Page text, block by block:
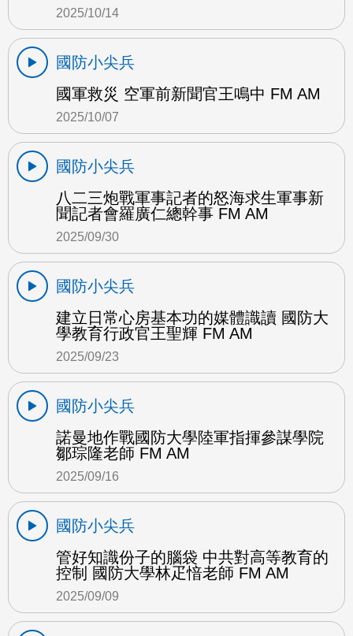
2025/10/14
國防小尖兵
國軍救災 空軍前新聞官王鳴中 FM AM
2025/10/07
國防小尖兵
八二三炮戰軍事記者的怒海求生軍事新
聞記者會羅廣仁總幹事 FM AM
2025/09/30
國防小尖兵
建立日常心房基本功的媒體識讀 國防大
學教育行政官王聖輝 FM AM
2025/09/23
國防小尖兵
諾曼地作戰國防大學陸軍指揮參謀學院
鄒琮隆老師 FM AM
2025/09/16
國防小尖兵
管好知識份子的腦袋 中共對高等教育的
控制 國防大學林疋愔老師 FM AM
2025/09/09